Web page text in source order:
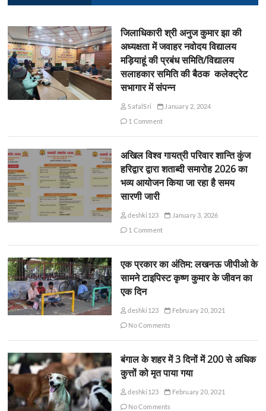
जिलाधिकारी श्री अनुज कुमार झा की
अध्यक्षता में जवाहर नवोदय विद्यालय
मड़ियाहूं की प्रबंध समिति/विद्यालय
सलाहकार समिति की बैठक कलेक्ट्रेट
सभागार में संपन्न
SafalSri
January 2, 2024
1 Comment
अखिल विश्व गायत्री परिवार शान्ति कुंज
हरिद्वार द्वारा शताब्दी समारोह 2026 का
भव्य आयोजन किया जा रहा है समय
सारणी जारी
deshki123
January 3, 2026
1 Comment
एक प्रकार का अंतिम: लखनऊ जीपीओ के
सामने टाइपिस्ट कृष्ण कुमार के जीवन का
एक दिन
deshki123
February 20, 2021
No Comments
बंगाल के शहर में 3 दिनों में 200 से अधिक
कुत्तों को मृत पाया गया
deshki123
February 20, 2021
No Comments